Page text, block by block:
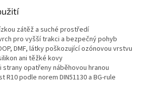
zátěž a suché prostředí
pro vyšší trakci a bezpečný pohyb
DMF, látky poškozující ozónovou vrstvu
ani těžké kovy
opatřeny náběhovou hranou
R10 podle norem DIN51130 a BG-rule